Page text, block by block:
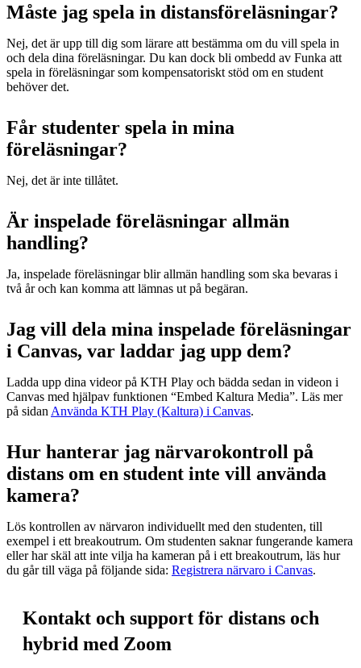
Måste jag spela in distansföreläsningar?
Nej, det är upp till dig som lärare att bestämma om du vill spela in
och dela dina föreläsningar. Du kan dock bli ombedd av Funka att
spela in föreläsningar som kompensatoriskt stöd om en student
behöver det.
Får studenter spela in mina
föreläsningar?
Nej, det är inte tillåtet.
Är inspelade föreläsningar allmän
handling?
Ja, inspelade föreläsningar blir allmän handling som ska bevaras i
två år och kan komma att lämnas ut på begäran.
Jag vill dela mina inspelade föreläsningar
i Canvas, var laddar jag upp dem?
Ladda upp dina videor på KTH Play och bädda sedan in videon i
Canvas med hjälpav funktionen “Embed Kaltura Media”. Läs mer
på sidan Använda KTH Play (Kaltura) i Canvas.
Hur hanterar jag närvarokontroll på
distans om en student inte vill använda
kamera?
Lös kontrollen av närvaron individuellt med den studenten, till
exempel i ett breakoutrum. Om studenten saknar fungerande kamera
eller har skäl att inte vilja ha kameran på i ett breakoutrum, läs hur
du går till väga på följande sida: Registrera närvaro i Canvas.
Kontakt och support för distans och
hybrid med Zoom